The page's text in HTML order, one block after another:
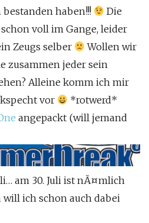
haben!!!
Die
voll im Gange, leider
Zeugs selber
Wollen wir
zusammen jeder sein
Alleine komm ich mir
vor
*rotwerd*
angepackt (will jemand
am 30. Juli ist nÃ¤mlich
will ich schon auch dabei